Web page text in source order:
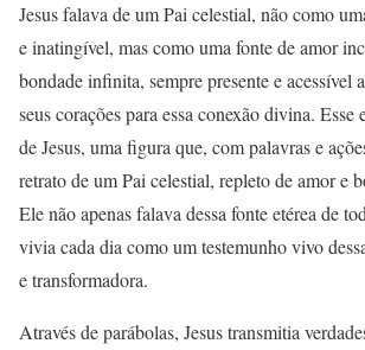
Jesus falava de um Pai celestial, não como
e inatingível, mas como uma fonte de amor
bondade infinita, sempre presente e acessível
seus corações para essa conexão divina. Esse
de Jesus, uma figura que, com palavras e
retrato de um Pai celestial, repleto de amor e
Ele não apenas falava dessa fonte etérea de
vivia cada dia como um testemunho vivo
e transformadora.
Através de parábolas, Jesus transmitia